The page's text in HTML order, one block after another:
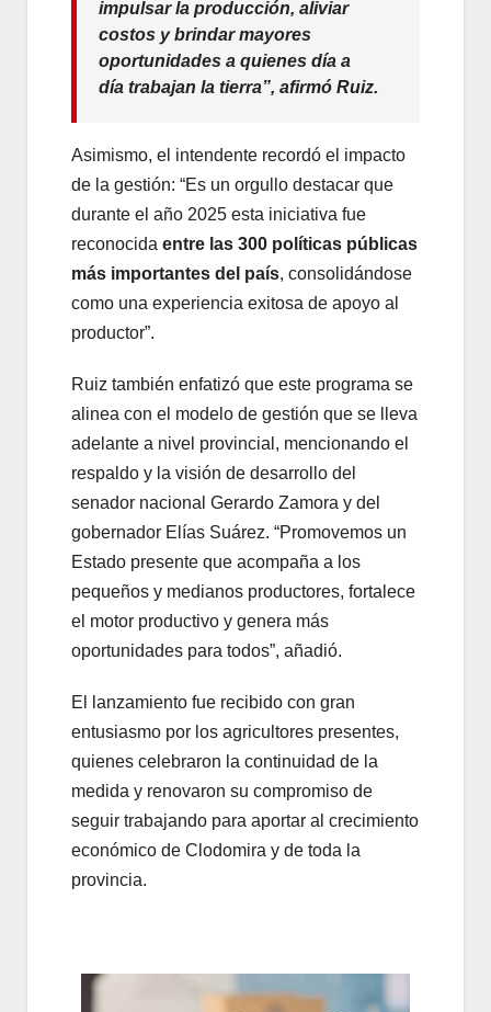
impulsar la producción, aliviar
costos y brindar mayores
oportunidades a quienes día a
día trabajan la tierra”, afirmó Ruiz.
Asimismo, el intendente recordó el impacto
de la gestión: “Es un orgullo destacar que
durante el año 2025 esta iniciativa fue
reconocida entre las 300 políticas públicas
más importantes del país, consolidándose
como una experiencia exitosa de apoyo al
productor”.
Ruiz también enfatizó que este programa se
alinea con el modelo de gestión que se lleva
adelante a nivel provincial, mencionando el
respaldo y la visión de desarrollo del
senador nacional Gerardo Zamora y del
gobernador Elías Suárez. “Promovemos un
Estado presente que acompaña a los
pequeños y medianos productores, fortalece
el motor productivo y genera más
oportunidades para todos”, añadió.
El lanzamiento fue recibido con gran
entusiasmo por los agricultores presentes,
quienes celebraron la continuidad de la
medida y renovaron su compromiso de
seguir trabajando para aportar al crecimiento
económico de Clodomira y de toda la
provincia.